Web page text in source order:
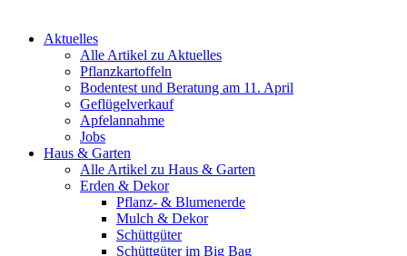
Aktuelles
Alle Artikel zu Aktuelles
Pflanzkartoffeln
Bodentest und Beratung am 11. April
Geflügelverkauf
Apfelannahme
Jobs
Haus & Garten
Alle Artikel zu Haus & Garten
Erden & Dekor
Pflanz- & Blumenerde
Mulch & Dekor
Schüttgüter
Schüttgüter im Big Bag